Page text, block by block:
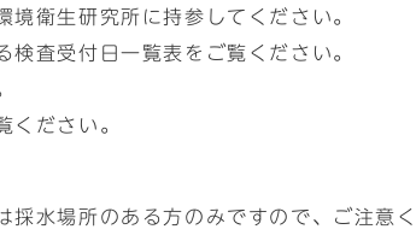
衛生研究所に持参してください。
査受付日一覧表をご覧ください。
ください。
水場所のある方のみですので、ご注意く